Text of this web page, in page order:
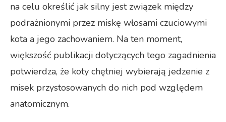
na celu określić jak silny jest związek między
podrażnionymi przez miskę włosami czuciowymi
kota a jego zachowaniem. Na ten moment,
większość publikacji dotyczących tego zagadnienia
potwierdza, że koty chętniej wybierają jedzenie z
misek przystosowanych do nich pod względem
anatomicznym.